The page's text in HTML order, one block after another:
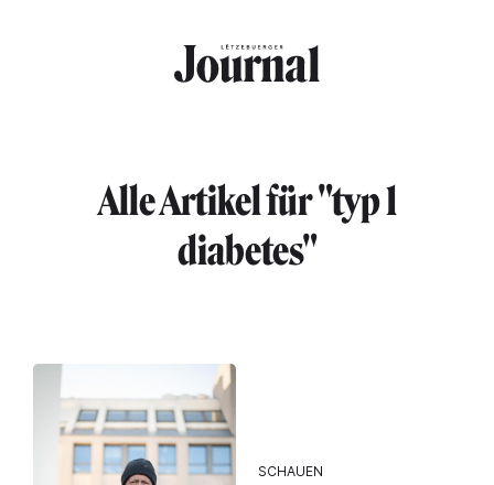
Alle Artikel für "typ 1
diabetes"
SCHAUEN